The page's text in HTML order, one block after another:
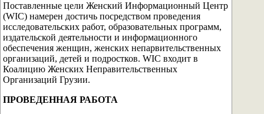
Поставленные цели Женский Информационный Центр
(WIC) намерен достичь посредством проведения
исследовательских работ, образовательных программ,
издательской деятельности и информационного
обеспечения женщин, женских непарвительственных
организаций, детей и подростков. WIC входит в
Коалицию Женских Неправительственных
Организаций Грузии.
ПРОВЕДЕННАЯ РАБОТА